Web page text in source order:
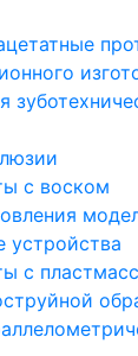
с воском
устройства
с